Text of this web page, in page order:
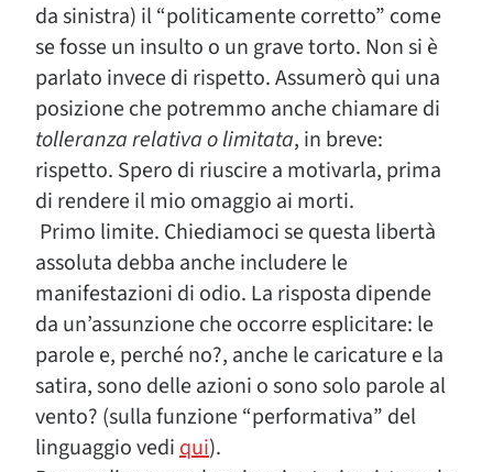
da sinistra) il “politicamente corretto” come
se fosse un insulto o un grave torto. Non si è
parlato invece di rispetto. Assumerò qui una
posizione che potremmo anche chiamare di
tolleranza relativa o limitata, in breve:
rispetto. Spero di riuscire a motivarla, prima
di rendere il mio omaggio ai morti.
Primo limite. Chiediamoci se questa libertà
assoluta debba anche includere le
manifestazioni di odio. La risposta dipende
da un’assunzione che occorre esplicitare: le
parole e, perché no?, anche le caricature e la
satira, sono delle azioni o sono solo parole al
vento? (sulla funzione “performativa” del
linguaggio vediqui).